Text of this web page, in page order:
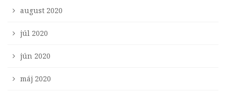
august 2020
júl 2020
jún 2020
máj 2020